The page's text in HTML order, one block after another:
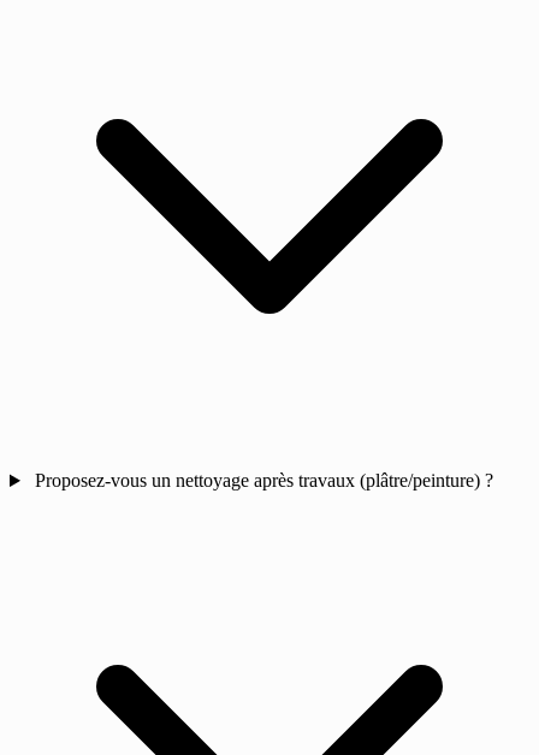
Proposez-vous un nettoyage après travaux (plâtre/peinture) ?